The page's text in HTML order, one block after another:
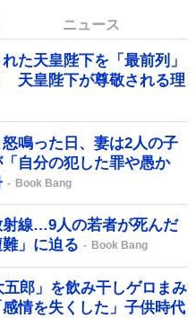
ニュース
た天皇陛下を「最前列」
天皇陛下が尊敬される理
怒鳴った日、妻は2人の子
自分の犯した罪や愚か
Book Bang
線…9人の若者が死んだ
難」に迫る
Book Bang
郎」を飲み干しゲロまみ
情を失くした」子供時代